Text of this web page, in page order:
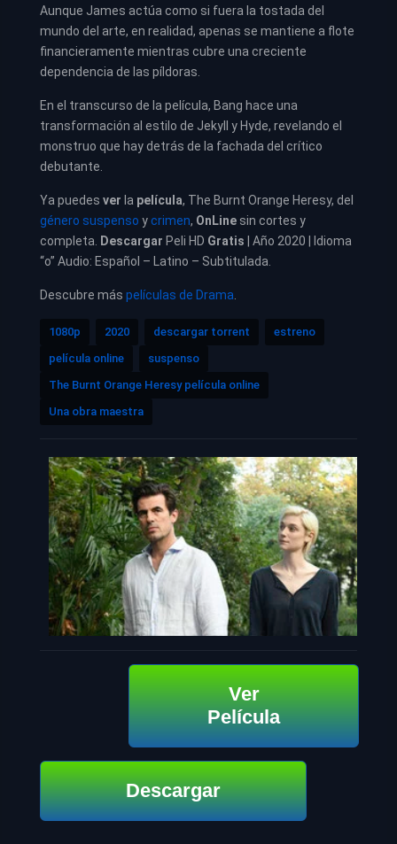
Aunque James actúa como si fuera la tostada del
mundo del arte, en realidad, apenas se mantiene a flote
financieramente mientras cubre una creciente
dependencia de las píldoras.
En el transcurso de la película, Bang hace una
transformación al estilo de Jekyll y Hyde, revelando el
monstruo que hay detrás de la fachada del crítico
debutante.
Ya puedes ver la película, The Burnt Orange Heresy, del
género suspenso ycrimen, OnLine sin cortes y
completa.
Descargar Peli HD Gratis | Año 2020 | Idioma
“o” Audio: Español – Latino – Subtitulada.
Descubre más películas de Drama
1080p 2020 descargar torrent
estreno
película online
suspenso
The Burnt Orange Heresy película online
Una obra maestra
Ver
Película
Descargar